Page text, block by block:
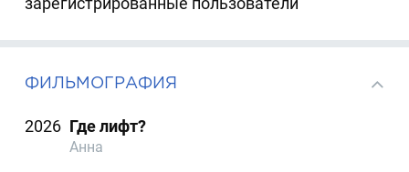
ФИЛЬМОГРАФИЯ
2026 Где лифт?
Анна